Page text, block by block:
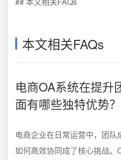
本文相关FAQs
电商OA系统在提升
面有哪些独特优势？
电商企业在日常运营中，团队
如何高效协同成了核心挑战。